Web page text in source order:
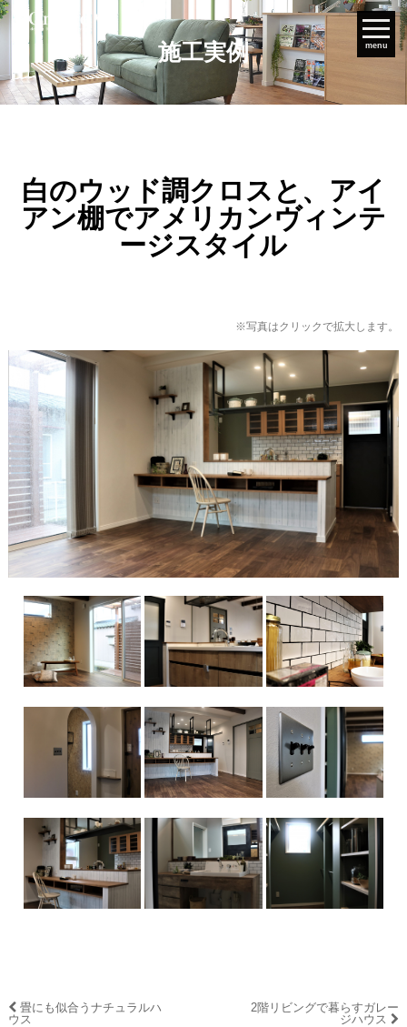
menu
施工実例
白のウッド調クロスと、アイ
アン棚でアメリカンヴィンテ
ージスタイル
※写真はクリックで拡大します。
畳にも似合うナチュラルハ
ウス
2階リビングで暮らすガレー
ジハウス